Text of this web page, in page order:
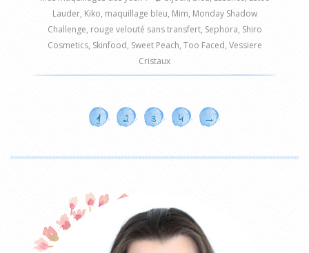
Lauder, Kiko, maquillage bleu, Mim, Monday Shadow
Challenge, rouge velouté sans transfert, Sephora, Shiro
Cosmetics, Skinfood, Sweet Peach, Too Faced, Vessiere
Cristaux
1 2 3 4 →